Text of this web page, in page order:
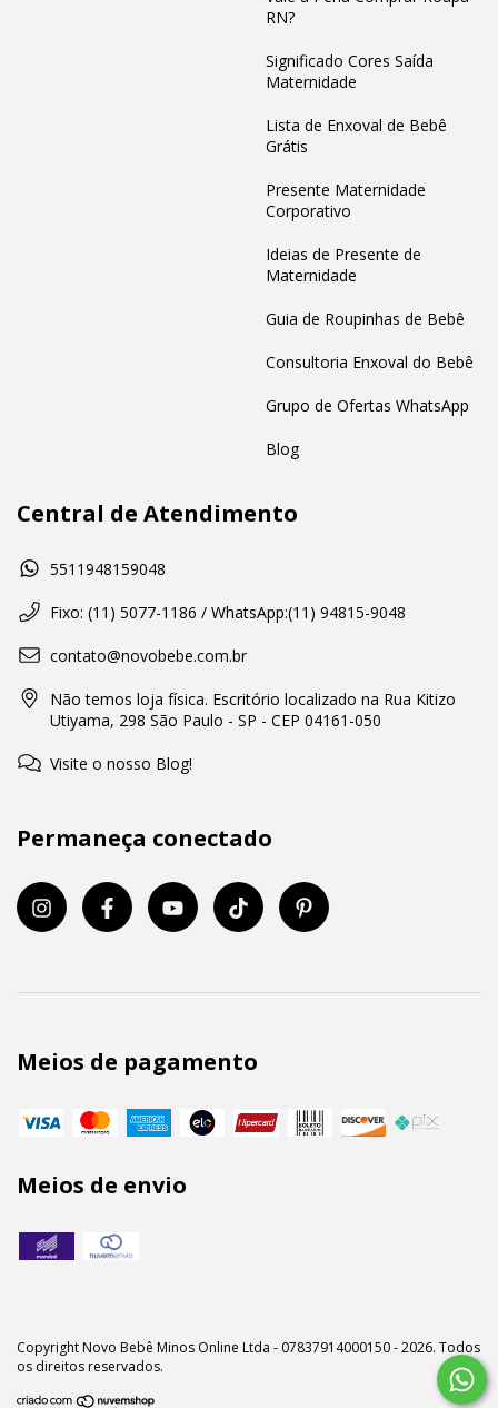
RN?
Significado Cores Saída
Maternidade
Lista de Enxoval de Bebê
Grátis
Presente Maternidade
Corporativo
Ideias de Presente de
Maternidade
Guia de Roupinhas de Bebê
Consultoria Enxoval do Bebê
Grupo de Ofertas WhatsApp
Blog
Central de Atendimento
5511948159048
Fixo: (11) 5077-1186 / WhatsApp:(11) 94815-9048
contato@novobebe.com.br
Não temos loja física. Escritório localizado na Rua Kitizo
Utiyama, 298 São Paulo - SP - CEP 04161-050
Visite o nosso Blog!
Permaneça conectado
Meios de pagamento
Meios de envio
Copyright Novo Bebê Minos Online Ltda - 07837914000150 - 2026. Todos
os direitos reservados.